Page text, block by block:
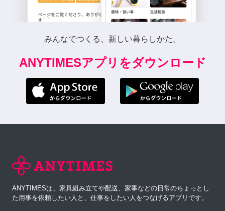
みんなでつくる、新しい暮らしかた。
ANYTIMESアプリをダウンロード
ANYTIMESは、家具組み立てや配送、家事などの日常のちょっとし
た用事を依頼したい人と、仕事をしたい人をつなげるアプリです。